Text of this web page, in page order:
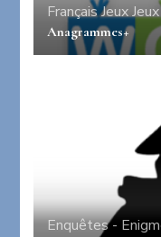
FrançaisJeux
Anagrammes+
Enquêtes -